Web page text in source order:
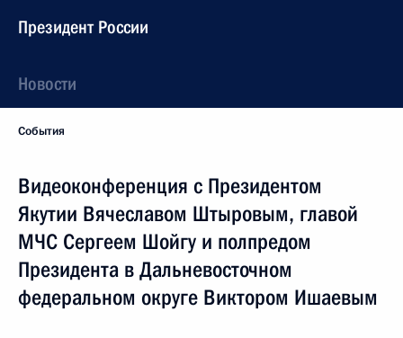
Президент России
Новости
События
Видеоконференция с Президентом
Якутии Вячеславом Штыровым, главой
МЧС Сергеем Шойгу и полпредом
Президента в Дальневосточном
федеральном округе Виктором Ишаевым